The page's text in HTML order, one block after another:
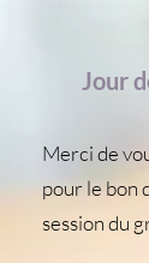
Jour
Merci de
pour le bon
session du